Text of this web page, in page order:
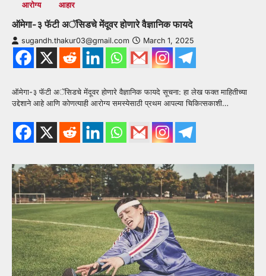
आरोग्य आहार
ऑमेगा-३ फॅटी अॅसिडचे मेंदूवर होणारे वैज्ञानिक फायदे
sugandh.thakur03@gmail.com March 1, 2025
ऑमेगा-३ फॅटी अॅसिडचे मेंदूवर होणारे वैज्ञानिक फायदे सूचना: हा लेख फक्त माहितीच्या
उद्देशाने आहे आणि कोणत्याही आरोग्य समस्येसाठी प्रथम आपल्या चिकित्सकाशी…